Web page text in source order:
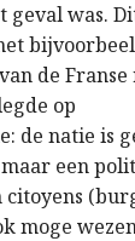
geval was.
de
op
de natie is
maar een
citoyens
moge